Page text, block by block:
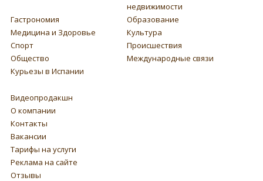
недвижимости
Гастрономия
Образование
Медицина и Здоровье
Культура
Спорт
Происшествия
Общество
Международные связи
Курьезы в Испании
Видеопродакшн
О компании
Контакты
Вакансии
Тарифы на услуги
Реклама на сайте
Отзывы